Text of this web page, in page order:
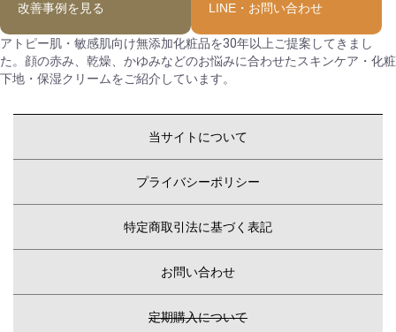
改善事例を見る LINE・お問い合わせ
アトピー肌・敏感肌向け無添加化粧品を30年以上ご提案してきまし
た。顔の赤み、乾燥、かゆみなどのお悩みに合わせたスキンケア・化粧
下地・保湿クリームをご紹介しています。
当サイトについて
プライバシーポリシー
特定商取引法に基づく表記
お問い合わせ
定期購入について